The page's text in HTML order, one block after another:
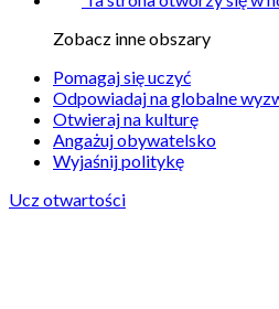
Zobacz inne obszary
Pomagaj się uczyć
Odpowiadaj na globalne
Otwieraj na kulturę
Angażuj obywatelsko
Wyjaśnij politykę
Ucz otwartości